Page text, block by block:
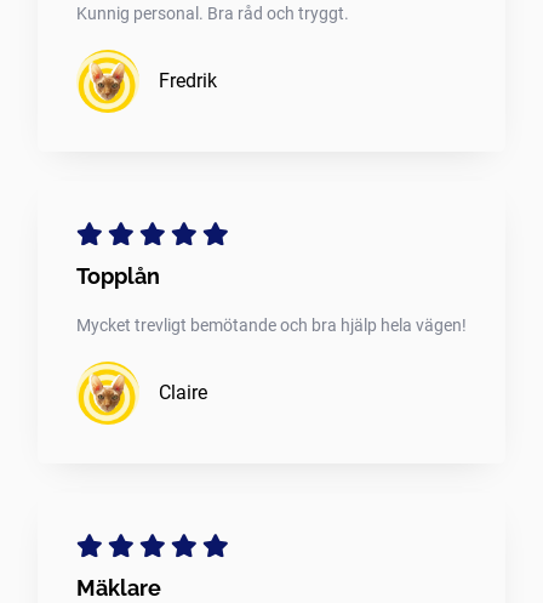
Kunnig personal. Bra råd och tryggt.
Fredrik
Topplån
Mycket trevligt bemötande och bra hjälp hela vägen!
Claire
Mäklare